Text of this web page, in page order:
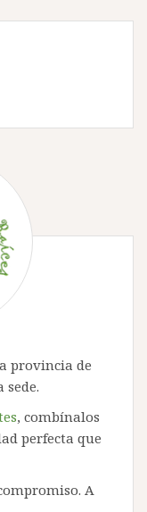
provincia de
sede.
, combínalos
perfecta que
A